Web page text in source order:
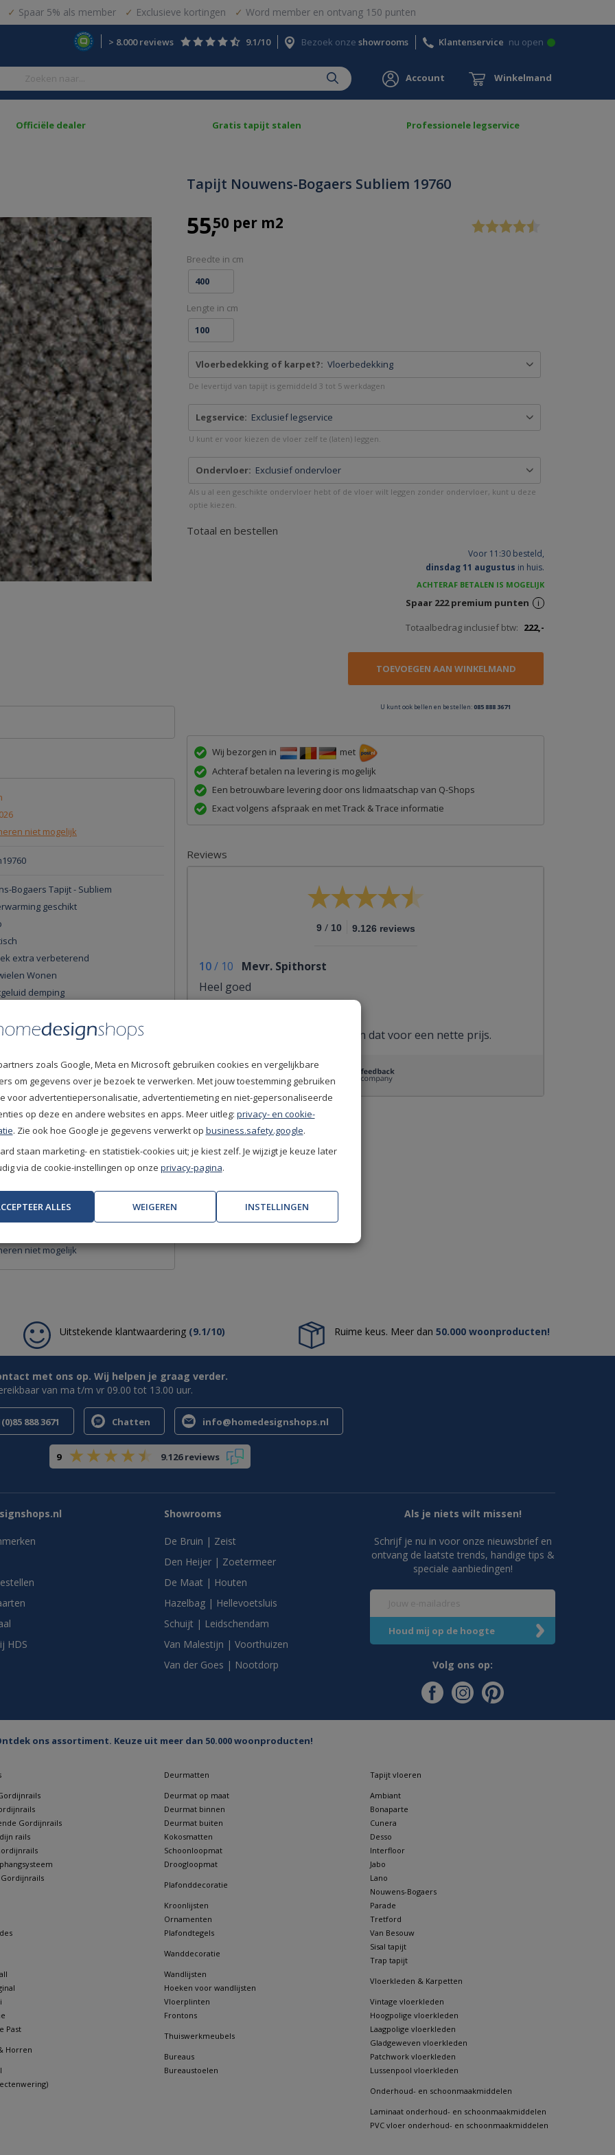
Spaar 5% als member Exclusieve kortingen Word member en ontvang 150 punten
> 8.000 reviews 9.1/10 Bezoek onze showrooms Klantenservice nu open
Account Winkelmand
Officiële dealer Gratis tapijt stalen Professionele legservice
Tapijt Nouwens-Bogaers Subliem 19760
niet mogelijk
Bogaers Tapijt - Subliem
geschikt
extra verbeterend
Wonen
demping
trapgebruik
gekleurd
4
trapgebruik
projectgebruik
niet mogelijk
5550 per m2
Breedte in cm
Lengte in cm
Vloerbedekking of karpet?: Vloerbedekking
De levertijd van tapijt is gemiddeld 3 tot 5 werkdagen
Legservice: Exclusief legservice
U kunt er voor kiezen de vloer zelf te (laten) leggen.
Ondervloer: Exclusief ondervloer
Als u al een geschikte ondervloer hebt of de vloer wilt leggen zonder ondervloer, kunt u deze
optie kiezen.
Totaal en bestellen
Voor 11:30 besteld,
dinsdag 11 augustus in huis.
ACHTERAF BETALEN IS MOGELIJK
Spaar 222premium punten i
Totaalbedrag inclusief btw: 222,-
U kunt ook bellen en bestellen:085 888 3671
Wij bezorgen in
met
Achteraf betalen na levering is mogelijk
Een betrouwbare levering door ons lidmaatschap van Q-Shops
Exact volgens afspraak en met Track & Trace informatie
Reviews
9 / 10 9.126 reviews
10/ 10
Mevr. Spithorst
Heel goed
Zeer goed, vriendelijk en snel en dat voor een nette prijs.
Uitstekende klantwaardering (9.1/10) Ruime keus. Meer dan 50.000 woonproducten!
met ons op. Wij helpen je graag verder.
van ma t/m vr 09.00 tot 13.00 uur.
888 3671 Chatten info@homedesignshops.nl
9 9.126 reviews
HDS
Showrooms
De Bruin | Zeist
Den Heijer | Zoetermeer
De Maat | Houten
Hazelbag | Hellevoetsluis
Schuijt | Leidschendam
Van Malestijn | Voorthuizen
Van der Goes | Nootdorp
Als je niets wilt missen!
Schrijf je nu in voor onze nieuwsbrief en
ontvang de laatste trends, handige tips &
speciale aanbiedingen!
Volg ons op:
ons assortiment. Keuze uit meer dan 50.000 woonproducten!
Gordijnrails
rails
Past
Horren
Deurmatten
Deurmat op maat
Deurmat binnen
Deurmat buiten
Kokosmatten
Schoonloopmat
Droogloopmat
Plafonddecoratie
Kroonlijsten
Ornamenten
Plafondtegels
Wanddecoratie
Wandlijsten
Hoeken voor wandlijsten
Vloerplinten
Frontons
Thuiswerkmeubels
Bureaus
Bureaustoelen
Tapijt vloeren
Ambiant
Bonaparte
Cunera
Desso
Interfloor
Jabo
Lano
Nouwens-Bogaers
Parade
Tretford
Van Besouw
Sisal tapijt
Trap tapijt
Vloerkleden & Karpetten
Vintage vloerkleden
Hoogpolige vloerkleden
Laagpolige vloerkleden
Gladgeweven vloerkleden
Patchwork vloerkleden
Lussenpool vloerkleden
Onderhoud- en schoonmaakmiddelen
Laminaat onderhoud- en schoonmaakmiddelen
PVC vloer onderhoud- en schoonmaakmiddelen
zoals Google, Meta en Microsoft gebruiken cookies en vergelijkbare
om gegevens over je bezoek te verwerken. Met jouw toestemming gebruiken
voor advertentiepersonalisatie, advertentiemeting en niet-gepersonaliseerde
op deze en andere websites en apps. Meer uitleg: privacy- en cookie-
. Zie ook hoe Google je gegevens verwerkt op business.safety.google.
staan marketing- en statistiek-cookies uit; je kiest zelf. Je wijzigt je keuze later
via de cookie-instellingen op onze privacy-pagina.
ALLES WEIGEREN INSTELLINGEN